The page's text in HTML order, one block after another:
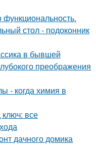
функциональность.
стол - подоконник
в бывшей
преображения
- когда химия в
ключ: все
дачного домика